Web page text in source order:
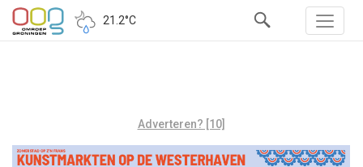
21.2°C
Adverteren? [10]